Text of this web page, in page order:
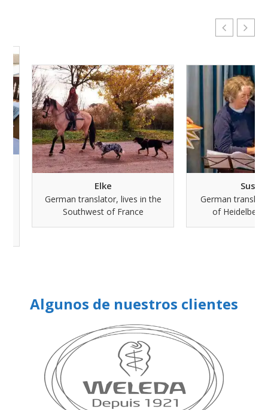
German translator, lives in the
Southwest of France
Susanne
German translator,
of Heidelberg,
Algunos de nuestros clientes